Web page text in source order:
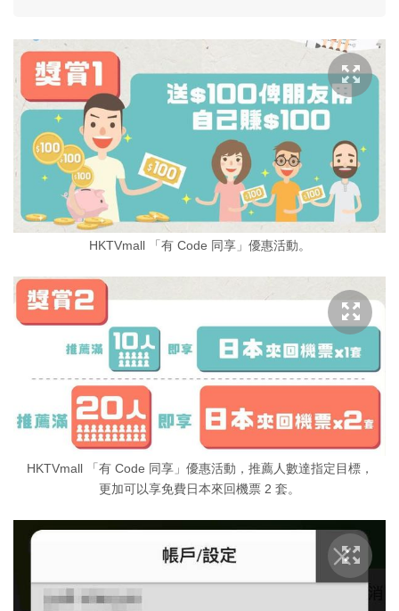
HKTVmall 「有 Code 同享」優惠活動。
HKTVmall 「有 Code 同享」優惠活動，推薦人數達指定目標，
更加可以享免費日本來回機票 2 套。